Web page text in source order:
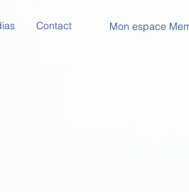
Contact Mon espace